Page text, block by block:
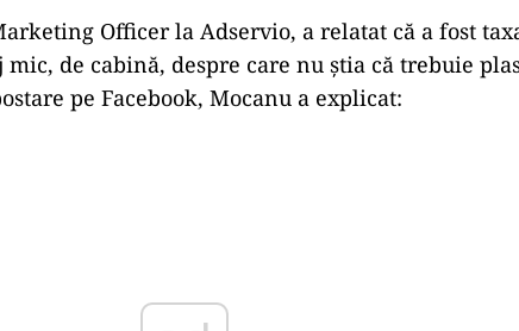
Officer la Adservio, a relatat că a fost
de cabină, despre care nu știa că trebuie
pe Facebook, Mocanu a explicat: